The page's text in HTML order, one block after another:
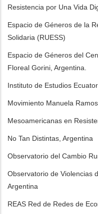
Resistencia por Una Vida
Espacio de Géneros de la
Solidaria (RUESS)
Espacio de Géneros del
Floreal Gorini, Argentina.
Instituto de Estudios
Movimiento Manuela
Mesoamericanas en
No Tan Distintas, Argentina
Observatorio del Cambio
Observatorio de Violencias
Argentina
REAS Red de Redes de